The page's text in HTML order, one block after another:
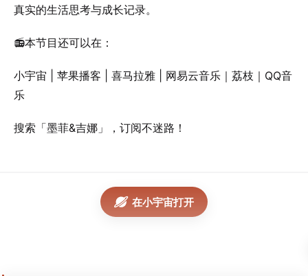
真实的生活思考与成长记录。
📻本节目还可以在：
小宇宙 | 苹果播客 | 喜马拉雅 | 网易云音乐｜荔枝｜QQ音
乐
搜索「墨菲&吉娜」，订阅不迷路！
在小宇宙打开